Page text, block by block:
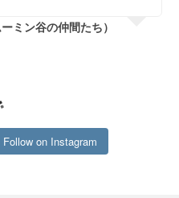
ミン谷の仲間たち）
Follow on Instagram